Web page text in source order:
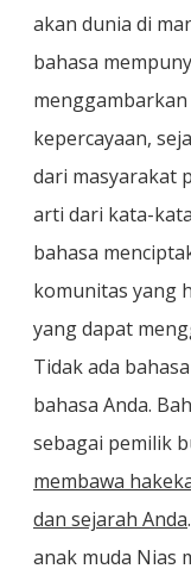
akan dunia di
bahasa
kepercayaan,
dari masyarakat
arti dari kata-
bahasa
komunitas yang
yang dapat
Tidak ada
bahasa Anda.
sebagai pemilik
membawa
dan sejarah Anda
anak muda Nias